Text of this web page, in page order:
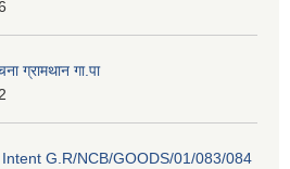
ग्रामथान गा.पा
G.R/NCB/GOODS/01/083/084